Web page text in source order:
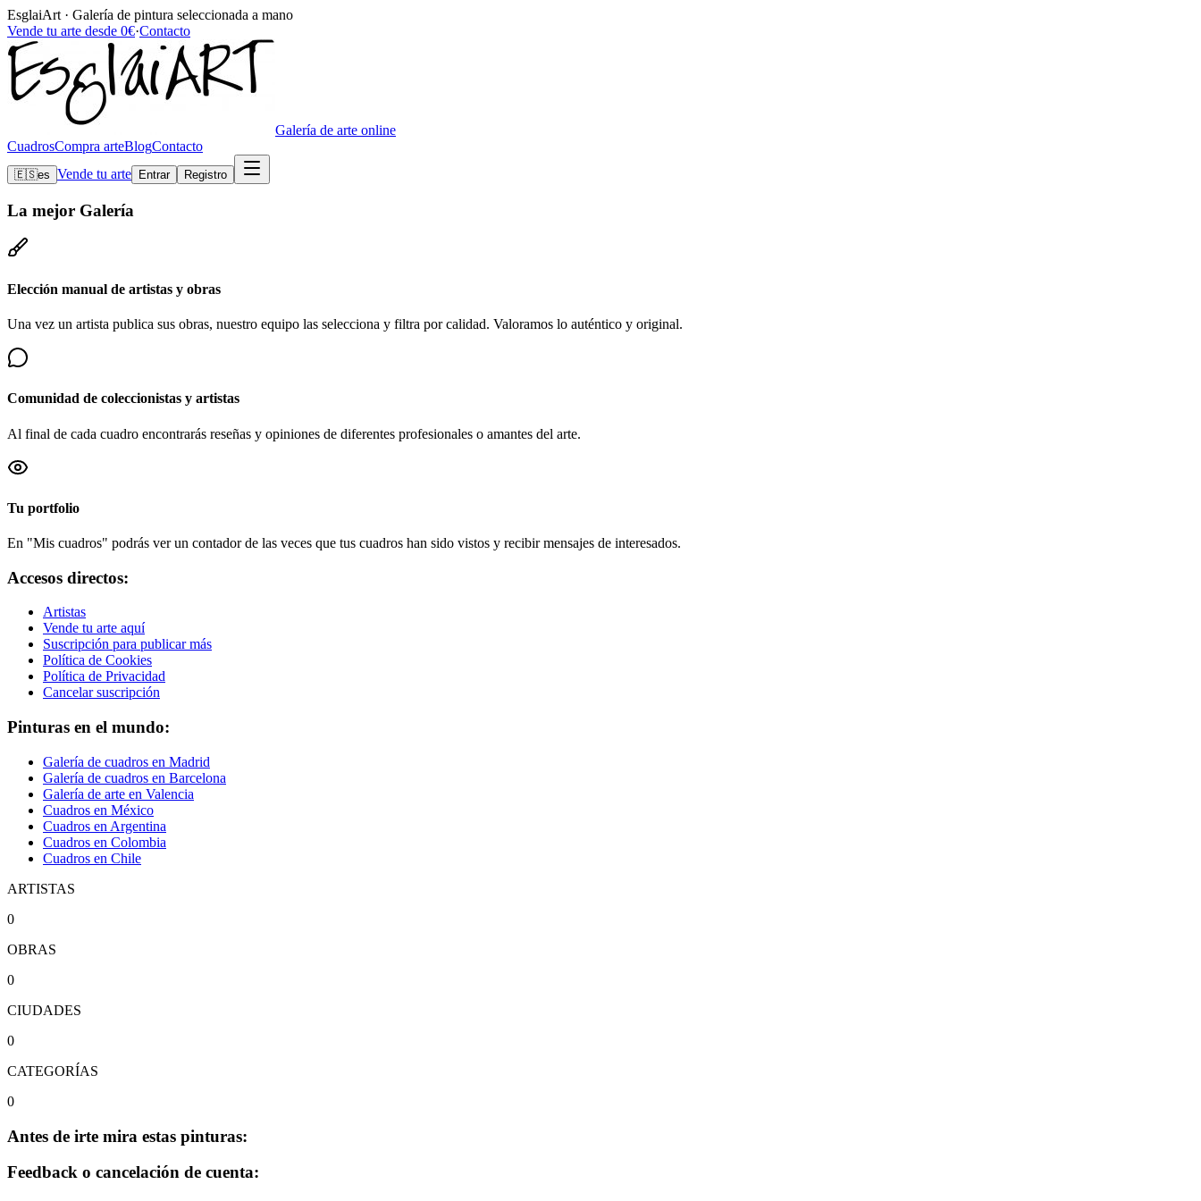
EsglaiArt · Galería de pintura seleccionada a mano
Vende tu arte desde 0€·Contacto
Galería de arte online
CuadrosCompra arteBlogContacto
🇪🇸es Vende tu arte Entrar Registro
La mejor Galería
Elección manual de artistas y obras
Una vez un artista publica sus obras, nuestro equipo las selecciona y filtra por calidad. Valoramos lo auténtico y original.
Comunidad de coleccionistas y artistas
Al final de cada cuadro encontrarás reseñas y opiniones de diferentes profesionales o amantes del arte.
Tu portfolio
En "Mis cuadros" podrás ver un contador de las veces que tus cuadros han sido vistos y recibir mensajes de interesados.
Accesos directos:
Artistas
Vende tu arte aquí
Suscripción para publicar más
Política de Cookies
Política de Privacidad
Cancelar suscripción
Pinturas en el mundo:
Galería de cuadros en Madrid
Galería de cuadros en Barcelona
Galería de arte en Valencia
Cuadros en México
Cuadros en Argentina
Cuadros en Colombia
Cuadros en Chile
ARTISTAS
0
OBRAS
0
CIUDADES
0
CATEGORÍAS
0
Antes de irte mira estas pinturas:
Feedback o cancelación de cuenta: